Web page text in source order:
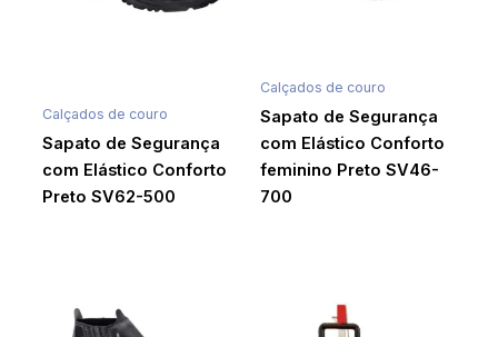
Calçados de couro
Sapato de Segurança
com Elástico Conforto
Preto SV62-500
Calçados de couro
Sapato de Segurança
com Elástico Conforto
feminino Preto SV46-
700